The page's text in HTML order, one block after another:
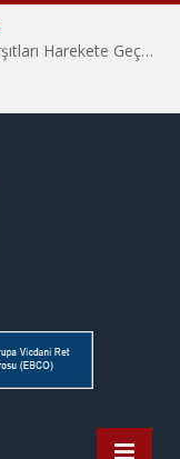
Hiroşima’nın 81. Yılında İtalyan Savaş Karşıtları Harekete Geçti: “Hatırlamak yeterli değil”